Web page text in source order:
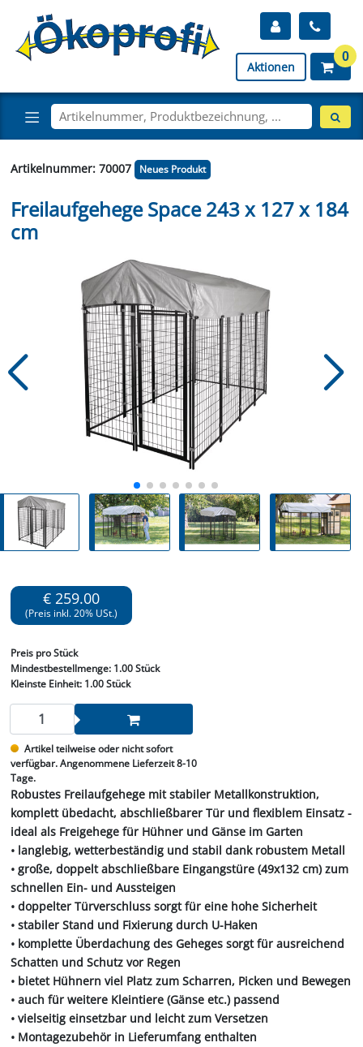
Aktionen
0
Artikelnummer: 70007 Neues Produkt
Freilaufgehege Space 243 x 127 x 184
cm
€ 259.00
(Preis inkl. 20% USt.)
Preis pro Stück
Mindestbestellmenge: 1.00 Stück
Kleinste Einheit:1.00 Stück
Artikel teilweise oder nicht sofort
verfügbar. Angenommene Lieferzeit 8-10
Tage.
Robustes Freilaufgehege mit stabiler Metallkonstruktion,
komplett übedacht, abschließbarer Tür und flexiblem Einsatz -
ideal als Freigehege für Hühner und Gänse im Garten
• langlebig, wetterbeständig und stabil dank robustem Metall
• große, doppelt abschließbare Eingangstüre (49x132 cm) zum
schnellen Ein- und Aussteigen
• doppelter Türverschluss sorgt für eine hohe Sicherheit
• stabiler Stand und Fixierung durch U-Haken
• komplette Überdachung des Geheges sorgt für ausreichend
Schatten und Schutz vor Regen
• bietet Hühnern viel Platz zum Scharren, Picken und Bewegen
• auch für weitere Kleintiere (Gänse etc.) passend
• vielseitig einsetzbar und leicht zum Versetzen
• Montagezubehör in Lieferumfang enthalten